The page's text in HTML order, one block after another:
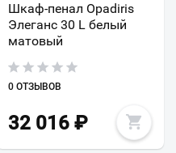
Шкаф-пенал Opadiris
Элеганс 30 L белый
матовый
0 ОТЗЫВОВ
32 016₽